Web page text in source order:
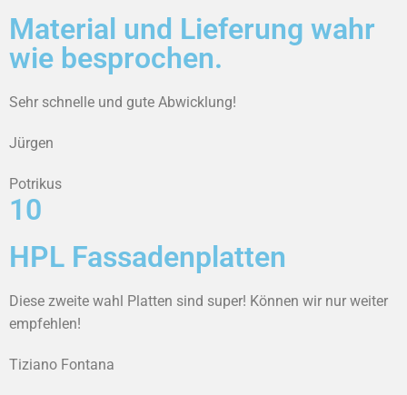
Material und Lieferung wahr
wie besprochen.
Sehr schnelle und gute Abwicklung!
Jürgen
Potrikus
10
HPL Fassadenplatten
Diese zweite wahl Platten sind super! Können wir nur weiter
empfehlen!
Tiziano Fontana